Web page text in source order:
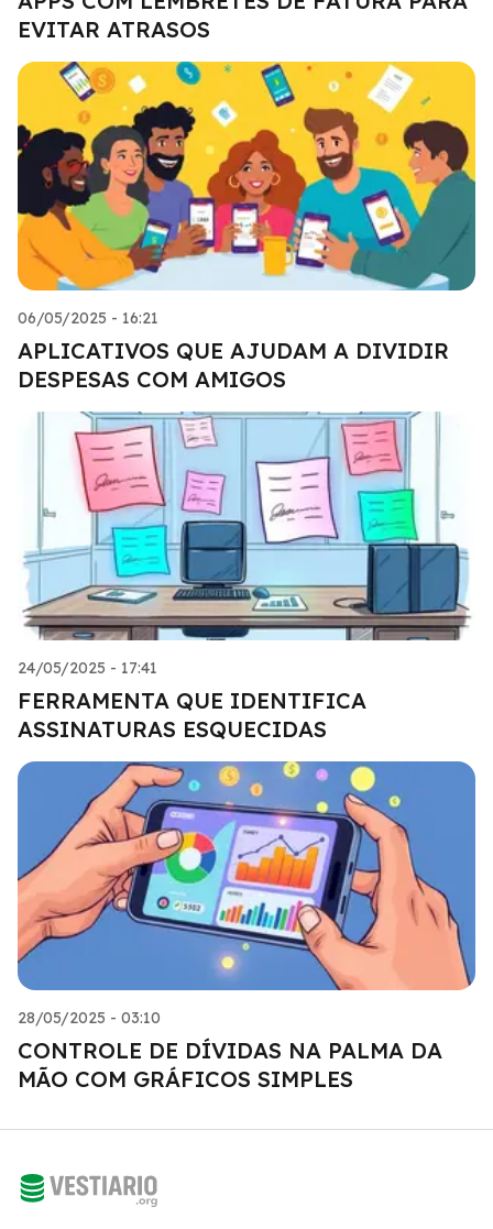
EVITAR ATRASOS
06/05/2025 - 16:21
APLICATIVOS QUE AJUDAM A DIVIDIR
DESPESAS COM AMIGOS
24/05/2025 - 17:41
FERRAMENTA QUE IDENTIFICA
ASSINATURAS ESQUECIDAS
28/05/2025 - 03:10
CONTROLE DE DÍVIDAS NA PALMA DA
MÃO COM GRÁFICOS SIMPLES